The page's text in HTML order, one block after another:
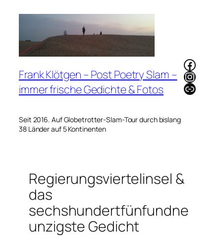
Frank Klötgen – Post Poetry Slam –
immer frische Gedichte & Fotos
Seit 2016. Auf Globetrotter-Slam-Tour durch bislang
38 Länder auf 5 Kontinenten
Link
Regierungsviertelinsel &
das
sechshundertfünfundne
unzigste Gedicht